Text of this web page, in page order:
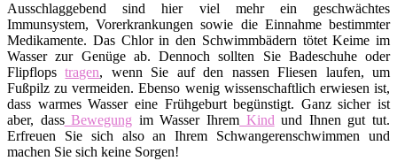
Ausschlaggebend sind hier viel mehr ein geschwächtes
Immunsystem, Vorerkrankungen sowie die Einnahme bestimmter
Medikamente. Das Chlor in den Schwimmbädern tötet Keime im
Wasser zur Genüge ab. Dennoch sollten Sie Badeschuhe oder
Flipflopstragen, wenn Sie auf den nassen Fliesen laufen, um
Fußpilz zu vermeiden. Ebenso wenig wissenschaftlich erwiesen ist,
dass warmes Wasser eine Frühgeburt begünstigt. Ganz sicher ist
aber, dassBewegung im Wasser Ihrem Kind und Ihnen gut tut.
Erfreuen Sie sich also an Ihrem Schwangerenschwimmen und
machen Sie sich keine Sorgen!